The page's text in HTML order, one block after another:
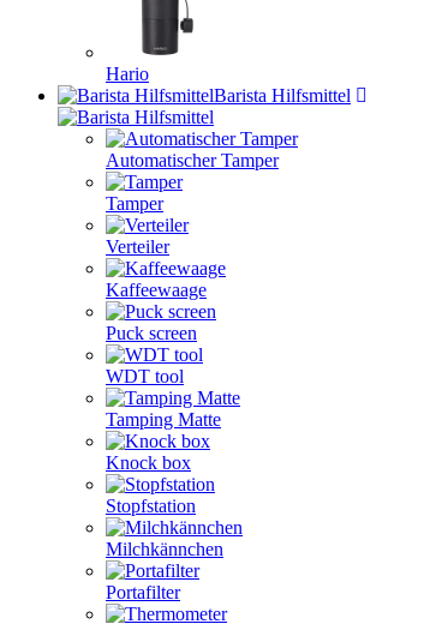
Hario
Barista Hilfsmittel
Automatischer Tamper
Tamper
Verteiler
Kaffeewaage
Puck screen
WDT tool
Tamping Matte
Knock box
Stopfstation
Milchkännchen
Portafilter